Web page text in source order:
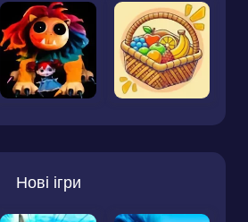
Нові ігри